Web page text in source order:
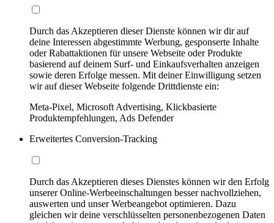
Durch das Akzeptieren dieser Dienste können wir dir auf
deine Interessen abgestimmte Werbung, gesponserte Inhalte
oder Rabattaktionen für unsere Webseite oder Produkte
basierend auf deinem Surf- und Einkaufsverhalten anzeigen
sowie deren Erfolge messen. Mit deiner Einwilligung setzen
wir auf dieser Webseite folgende Drittdienste ein:
Meta-Pixel, Microsoft Advertising, Klickbasierte
Produktempfehlungen, Ads Defender
Erweitertes Conversion-Tracking
Durch das Akzeptieren dieses Dienstes können wir den Erfolg
unserer Online-Werbeeinschaltungen besser nachvollziehen,
auswerten und unser Werbeangebot optimieren. Dazu
gleichen wir deine verschlüsselten personenbezogenen Daten